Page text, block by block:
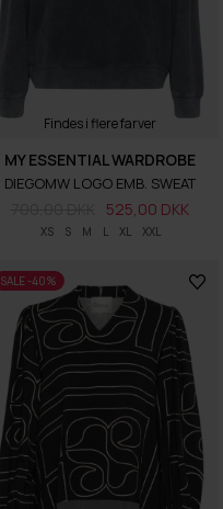
Findes i flere farver
XS S M L XL XXL
MY ESSENTIAL WARDROBE
DIEGOMW LOGO EMB. SWEAT
525,00 DKK
SALE -40%